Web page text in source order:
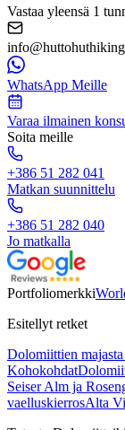
Vastaa yleensä 1
WhatsApp Meille
Varaa ilmainen
Soita meille
+386 51 282 041
Matkan suunnittelu
+386 51 282 040
Jo matkalla
Portfoliomerkki
Esitellyt retket
Dolomiittien
Kohokohdat
Seiser Alm ja
vaelluskierrosAlta